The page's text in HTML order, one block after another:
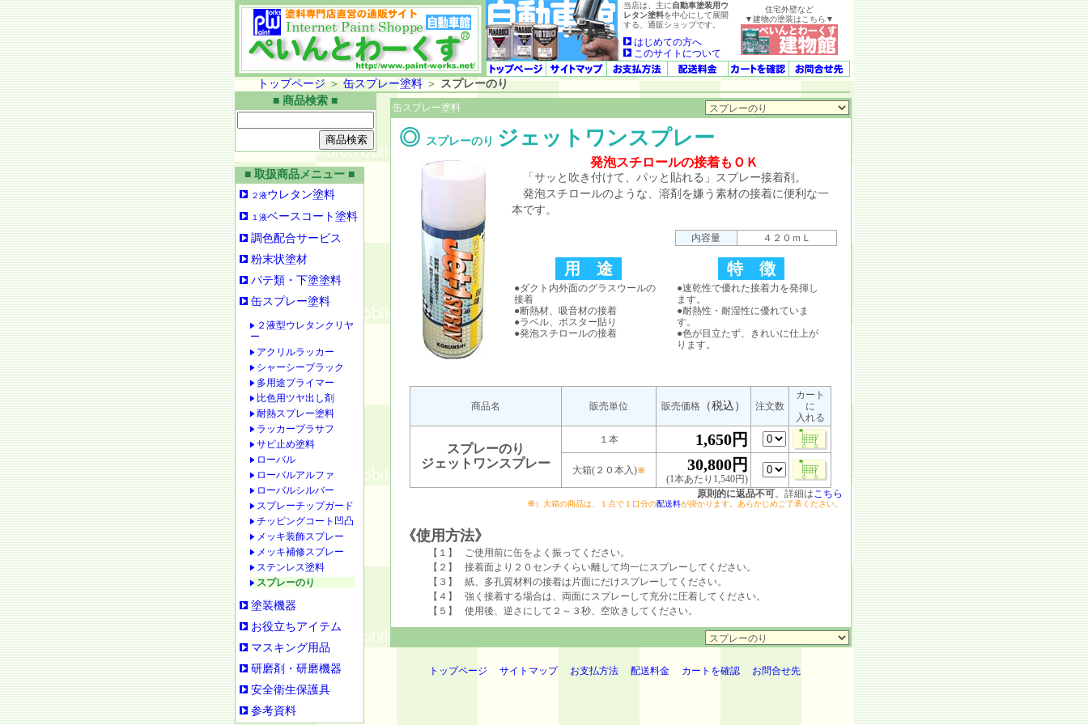
当店は、主に自動車塗装用ウ
レタン塗料を中心にして展開
する、通販ショップです。
はじめての方へ
このサイトについて
住宅外壁など
▼建物の塗装はこちら▼
トップページ ＞ 缶スプレー塗料＞ スプレーのり
■ 商品検索 ■
■ 取扱商品メニュー ■
２液ウレタン塗料
１液ベースコート塗料
調色配合サービス
粉末状塗材
パテ類・下塗塗料
缶スプレー塗料
２液型ウレタンクリヤ
ー
アクリルラッカー
シャーシーブラック
多用途プライマー
比色用ツヤ出し剤
耐熱スプレー塗料
ラッカープラサフ
サビ止め塗料
ローバル
ローバルアルファ
ローバルシルバー
スプレーチップガード
チッピングコート凹凸
メッキ装飾スプレー
メッキ補修スプレー
ステンレス塗料
スプレーのり
塗装機器
お役立ちアイテム
マスキング用品
研磨剤・研磨機器
安全衛生保護具
参考資料
缶スプレー塗料
◎ スプレーのり ジェットワンスプレー
発泡スチロールの接着もＯＫ
「サッと吹き付けて、パッと貼れる」スプレー接着剤。
発泡スチロールのような、溶剤を嫌う素材の接着に便利な一
本です。
内容量 ４２０ｍＬ
用 途
●ダクト内外面のグラスウールの
接着
●断熱材、吸音材の接着
●ラベル、ポスター貼り
●発泡スチロールの接着
特 徴
●速乾性で優れた接着力を発揮し
ます。
●耐熱性・耐湿性に優れていま
す。
●色が目立たず、きれいに仕上が
ります。
商品名 販売単位 販売価格 （税込） 注文数
カート
に
入れる
スプレーのり
ジェットワンスプレー
１本 1,650円
大箱(２０本入)※ 30,800円
(1本あたり1,540円)
原則的に返品不可。詳細はこちら
※）大箱の商品は、１点で１口分の配送料が掛かります。あらかじめご了承ください。
《使用方法》
【１】
ご使用前に缶をよく振ってください。
【２】
接着面より２０センチくらい離して均一にスプレーしてください。
【３】
紙、多孔質材料の接着は片面にだけスプレーしてください。
【４】
強く接着する場合は、両面にスプレーして充分に圧着してください。
【５】
使用後、逆さにして２～３秒、空吹きしてください。
トップページ サイトマップ お支払方法 配送料金 カートを確認 お問合せ先